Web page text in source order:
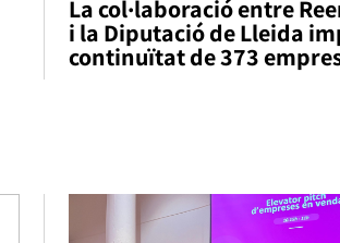
La col·laboració entre
i la Diputació de Lleida
continuïtat de 373